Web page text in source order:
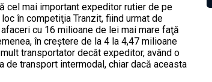
cel mai important expeditor rutier de pe
în competiţia Tranzit, fiind urmat de
cu 16 milioane de lei mai mare faţă
în creştere de la 4 la 4,47 milioane
transportator decât expeditor, având o
transport intermodal, chiar dacă aceasta